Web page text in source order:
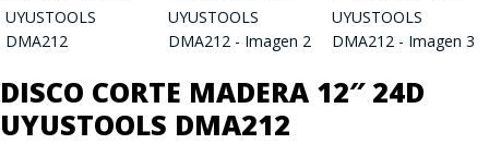
DISCO CORTE MADERA 12″ 24D
UYUSTOOLS DMA212